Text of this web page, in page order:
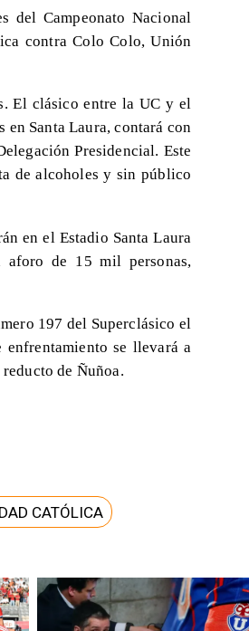
del Campeonato Nacional
contra Colo Colo, Unión
El clásico entre la UC y el
Santa Laura, contará con
Presidencial. Este
de alcoholes y sin público
en el Estadio Santa Laura
aforo de 15 mil personas,
197 del Superclásico el
se llevará a
de Ñuñoa.
CATÓLICA